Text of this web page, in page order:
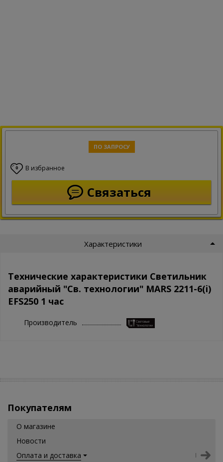
ПО ЗАПРОСУ
0 В избранное
Связаться
Характеристики
Технические характеристики Светильник
аварийный "Св. технологии" MARS 2211-6(i)
EFS250 1 час
Производитель
Покупателям
О магазине
Новости
Оплата и доставка